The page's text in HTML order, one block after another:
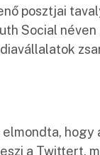
posztjai
Social
a Twittert,